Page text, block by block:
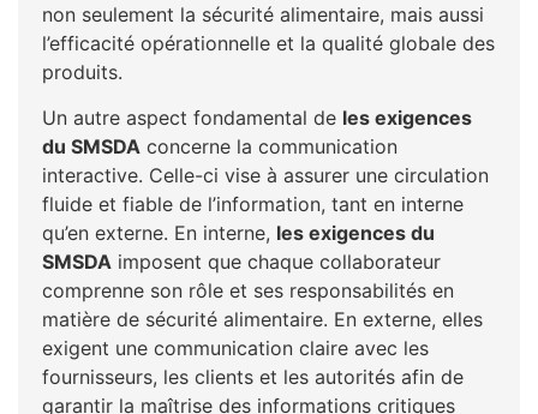
non seulement la sécurité alimentaire, mais aussi
l’efficacité opérationnelle et la qualité globale des
produits.
Un autre aspect fondamental de les exigences
du SMSDA concerne la communication
interactive. Celle-ci vise à assurer une circulation
fluide et fiable de l’information, tant en interne
qu’en externe. En interne, les exigences du
SMSDA imposent que chaque collaborateur
comprenne son rôle et ses responsabilités en
matière de sécurité alimentaire. En externe, elles
exigent une communication claire avec les
fournisseurs, les clients et les autorités afin de
garantir la maîtrise des informations critiques